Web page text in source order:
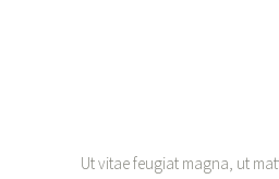
Ut vitae feugiat magna, ut